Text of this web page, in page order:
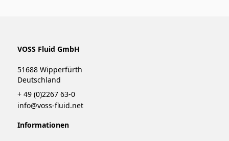
VOSS Fluid GmbH
51688 Wipperfürth
Deutschland
+ 49 (0)2267 63-0
info@voss-fluid.net
Informationen